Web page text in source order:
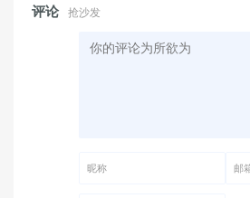
评论 抢沙发